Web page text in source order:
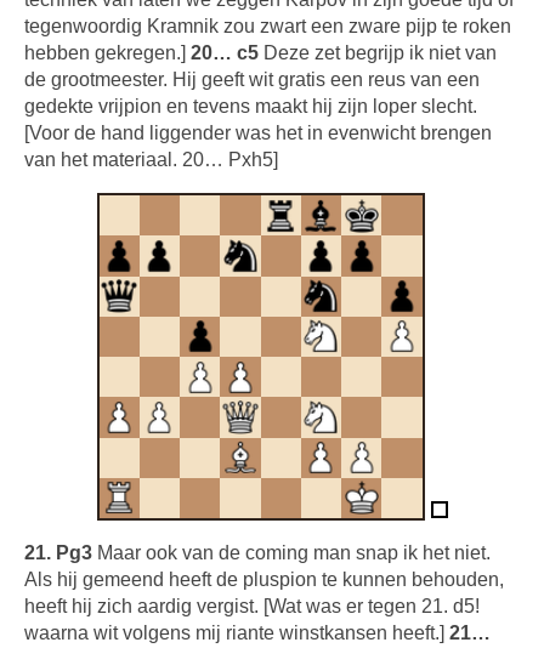
tegenwoordig Kramnik zou zwart een zware pijp te roken
hebben gekregen.] 20… c5 Deze zet begrijp ik niet van
de grootmeester. Hij geeft wit gratis een reus van een
gedekte vrijpion en tevens maakt hij zijn loper slecht.
[Voor de hand liggender was het in evenwicht brengen
van het materiaal. 20… Pxh5]
21. Pg3 Maar ook van de coming man snap ik het niet.
Als hij gemeend heeft de pluspion te kunnen behouden,
heeft hij zich aardig vergist. [Wat was er tegen 21. d5!
waarna wit volgens mij riante winstkansen heeft.] 21…